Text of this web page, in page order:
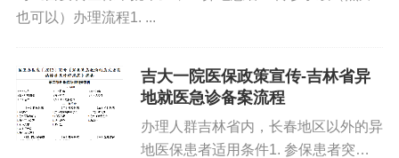
法条链接： 《劳动合同法》
第三十六条用人单位与劳动者协商一致，可以解除劳
动合同。
也可以）办理流程1. ...
吉大一院医保政策宣传-吉林省异
地就医急诊备案流程
办理人群吉林省内，长春地区以外的异
地医保患者适用条件1. 参保患者突发